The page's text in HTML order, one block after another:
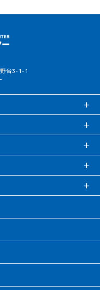
台3-1-1